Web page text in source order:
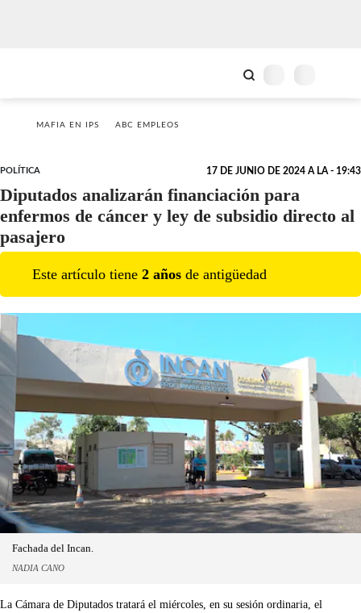
MAFIA EN IPS ABC EMPLEOS
POLÍTICA 17 DE JUNIO DE 2024 A LA - 19:43
Diputados analizarán financiación para
enfermos de cáncer y ley de subsidio directo al
pasajero
Este artículo tiene 2 años de antigüedad
Fachada del Incan.
NADIA CANO
La Cámara de Diputados tratará el miércoles, en su sesión ordinaria, el